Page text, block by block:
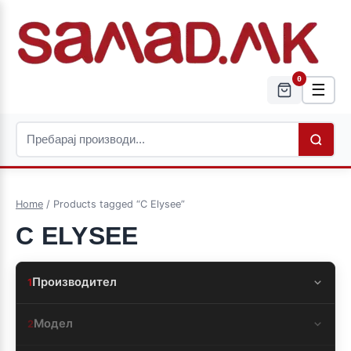
0
☰
Home / Products tagged “C Elysee”
C ELYSEE
1Производител
2Модел